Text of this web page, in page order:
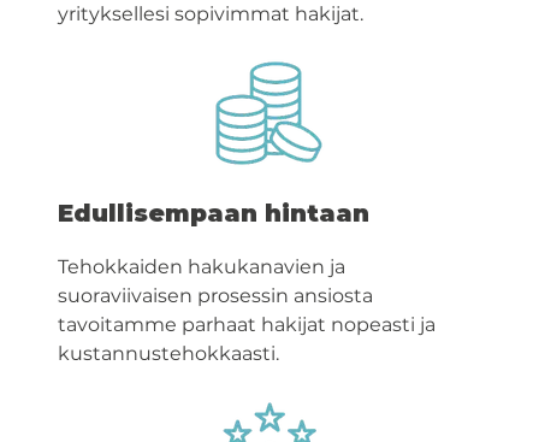
yrityksellesi sopivimmat hakijat.
Tehokkaiden hakukanavien ja
suoraviivaisen prosessin ansiosta
tavoitamme parhaat hakijat nopeasti ja
kustannustehokkaasti.
Edullisempaan hintaan